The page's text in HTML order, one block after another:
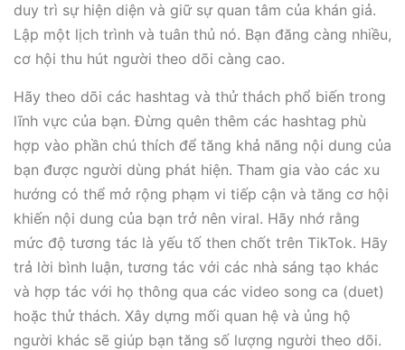
duy trì sự hiện diện và giữ sự quan tâm của khán giả.
Lập một lịch trình và tuân thủ nó. Bạn đăng càng nhiều,
cơ hội thu hút người theo dõi càng cao.
Hãy theo dõi các hashtag và thử thách phổ biến trong
lĩnh vực của bạn. Đừng quên thêm các hashtag phù
hợp vào phần chú thích để tăng khả năng nội dung của
bạn được người dùng phát hiện. Tham gia vào các xu
hướng có thể mở rộng phạm vi tiếp cận và tăng cơ hội
khiến nội dung của bạn trở nên viral. Hãy nhớ rằng
mức độ tương tác là yếu tố then chốt trên TikTok. Hãy
trả lời bình luận, tương tác với các nhà sáng tạo khác
và hợp tác với họ thông qua các video song ca (duet)
hoặc thử thách. Xây dựng mối quan hệ và ủng hộ
người khác sẽ giúp bạn tăng số lượng người theo dõi.